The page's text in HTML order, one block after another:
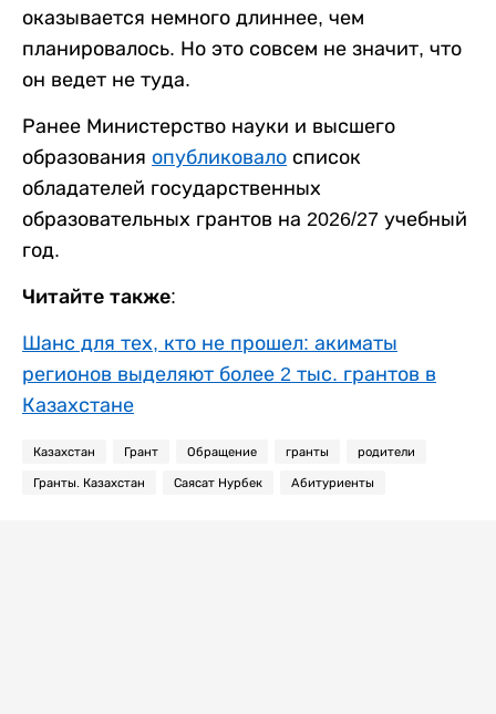
оказывается немного длиннее, чем
планировалось. Но это совсем не значит, что
он ведет не туда.
Ранее Министерство науки и высшего
образования опубликовало список
обладателей государственных
образовательных грантов на 2026/27 учебный
год.
Читайте также:
Шанс для тех, кто не прошел: акиматы
регионов выделяют более 2 тыс. грантов в
Казахстане
Казахстан Грант Обращение гранты родители
Гранты. Казахстан Саясат Нурбек Абитуриенты